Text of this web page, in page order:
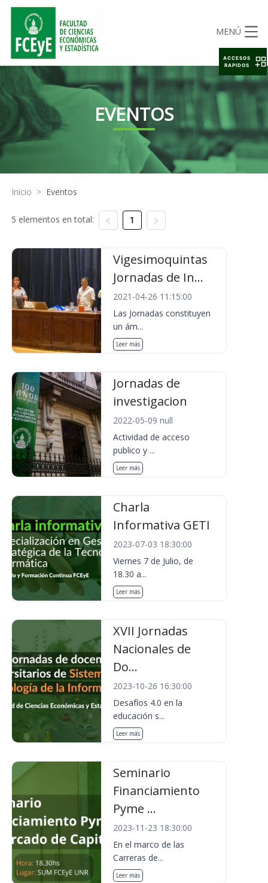
MENÚ
EVENTOS
Inicio > Eventos
5 elementos en total: 1
Vigesimoquintas
Jornadas de In...
2021-04-26 11:15:00
Las Jornadas constituyen
un ám...
Leer más
Jornadas de
investigacion
2022-05-09 null
Actividad de acceso
publico y ...
Leer más
Charla
Informativa GETI
2023-07-03 18:30:00
Viernes 7 de Julio, de
18.30 a...
Leer más
XVII Jornadas
Nacionales de
Do...
2023-10-26 16:30:00
Desafíos 4.0 en la
educación s...
Leer más
Seminario
Financiamiento
Pyme ...
2023-11-23 18:30:00
En el marco de las
Carreras de...
Leer más
ACCESOS
RAPIDOS